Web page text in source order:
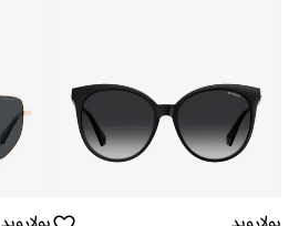
بولارويد بولارويد